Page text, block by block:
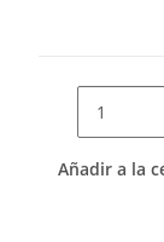
Añadir a la